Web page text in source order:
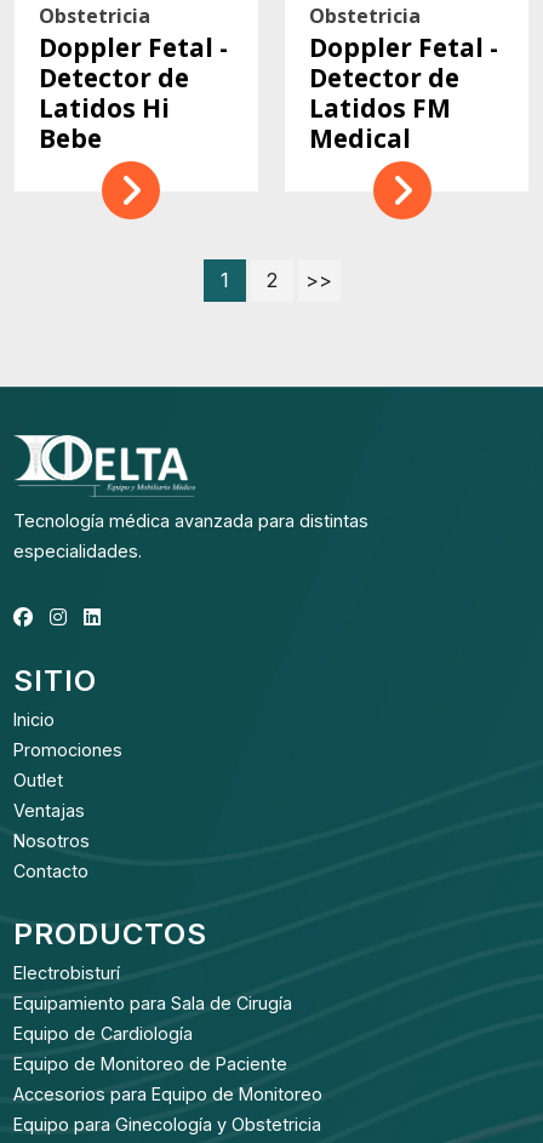
Obstetricia
Doppler Fetal -
Detector de
Latidos Hi
Bebe
Obstetricia
Doppler Fetal -
Detector de
Latidos FM
Medical
1 2 >>
Tecnología médica avanzada para distintas
especialidades.
SITIO
Inicio
Promociones
Outlet
Ventajas
Nosotros
Contacto
PRODUCTOS
Electrobisturí
Equipamiento para Sala de Cirugía
Equipo de Cardiología
Equipo de Monitoreo de Paciente
Accesorios para Equipo de Monitoreo
Equipo para Ginecología y Obstetricia